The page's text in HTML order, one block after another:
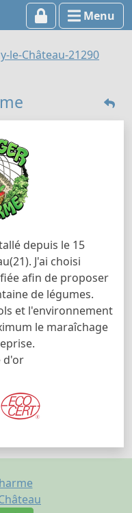
Menu
le-Château-21290
depuis le 15
J'ai choisi
afin de proposer
de légumes.
et l'environnement
le maraîchage
d'or